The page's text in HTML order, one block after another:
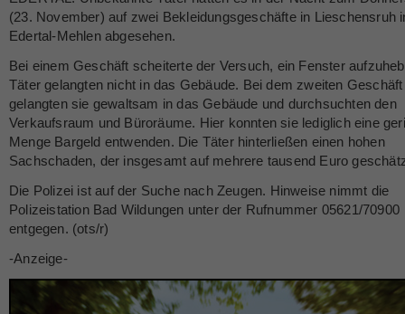
(23. November) auf zwei Bekleidungsgeschäfte in Lieschensruh
Edertal-Mehlen abgesehen.
Bei einem Geschäft scheiterte der Versuch, ein Fenster
Täter gelangten nicht in das Gebäude. Bei dem zweiten Geschäft
gelangten sie gewaltsam in das Gebäude und durchsuchten den
Verkaufsraum und Büroräume. Hier konnten sie lediglich eine
Menge Bargeld entwenden. Die Täter hinterließen einen hohen
Sachschaden, der insgesamt auf mehrere tausend Euro
Die Polizei ist auf der Suche nach Zeugen. Hinweise nimmt die
Polizeistation Bad Wildungen unter der Rufnummer 05621/70900
entgegen. (ots/r)
-Anzeige-